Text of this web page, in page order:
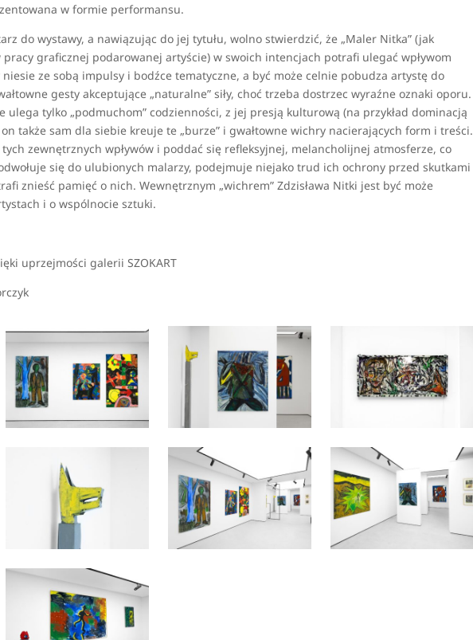
w formie performansu.
do wystawy, a nawiązując do jej tytułu, wolno stwierdzić, że „Maler Nitka” (jak
pracy graficznej podarowanej artyście) w swoich intencjach potrafi ulegać wpływom
ze sobą impulsy i bodźce tematyczne, a być może celnie pobudza artystę do
gesty akceptujące „naturalne” siły, choć trzeba dostrzec wyraźne oznaki oporu.
ulega tylko „podmuchom” codzienności, z jej presją kulturową (na przykład dominacją
także sam dla siebie kreuje te „burze” i gwałtowne wichry nacierających form i treści.
zewnętrznych wpływów i poddać się refleksyjnej, melancholijnej atmosferze, co
się do ulubionych malarzy, podejmuje niejako trud ich ochrony przed skutkami
znieść pamięć o nich. Wewnętrznym „wichrem” Zdzisława Nitki jest być może
i o wspólnocie sztuki.
uprzejmości galerii SZOKART